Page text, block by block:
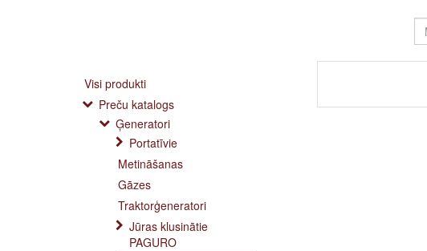
Visi produkti
Preču katalogs
Ģeneratori
Portatīvie
Metināšanas
Gāzes
Traktorģeneratori
Jūras klusinātie
PAGURO